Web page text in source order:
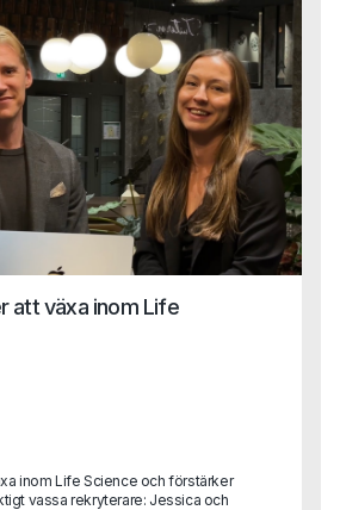
att växa inom Life
inom Life Science och förstärker
vassa rekryterare: Jessica och